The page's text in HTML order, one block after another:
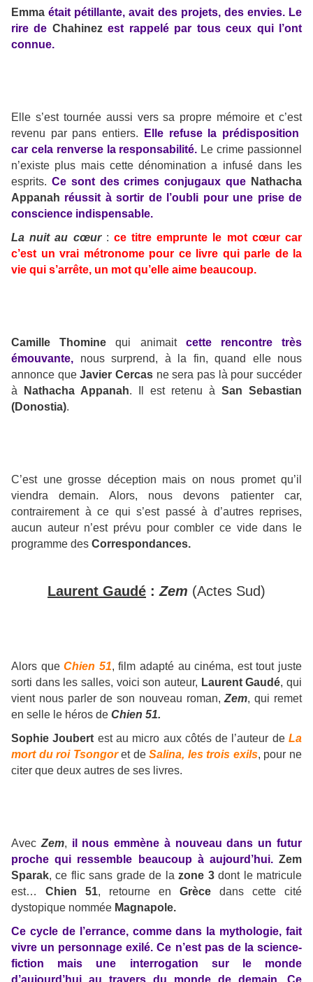
Emmaétait pétillante, avait des projets, des envies. Le
rire de Chahinezest rappelé par tous ceux qui l’ont
connue.
Elle s’est tournée aussi vers sa propre mémoire et c’est
revenu par pans entiers.
Elle refuse la prédisposition
car cela renverse la responsabilité. Le crime passionnel
n’existe plus mais cette dénomination a infusé dans les
esprits. Ce sont des crimes conjugaux que Nathacha
Appanah réussit à sortir de l’oubli pour une prise de
conscience indispensable.
La nuit au cœur: ce titre emprunte le mot cœur car
c’est un vrai métronome pour ce livre qui parle de la
vie qui s’arrête, un mot qu’elle aime beaucoup.
Camille Thomine qui animait cette rencontre très
émouvante, nous surprend, à la fin, quand elle nous
annonce queJavier Cercas ne sera pas là pour succéder
à
Nathacha Appanah. Il est retenu à San Sebastian
(Donostia).
C’est une grosse déception mais on nous promet qu’il
viendra demain. Alors, nous devons patienter car,
contrairement à ce qui s’est passé à d’autres reprises,
aucun auteur n’est prévu pour combler ce vide dans le
programme des Correspondances.
Laurent Gaudé :Zem (Actes Sud)
Alors queChien 51, film adapté au cinéma, est tout juste
sorti dans les salles, voici son auteur, Laurent Gaudé, qui
vient nous parler de son nouveau roman,Zem, qui remet
en selle le héros de Chien 51.
Sophie Joubert est au micro aux côtés de l’auteur deLa
mort du roi Tsongoret deSalina, les trois exils, pour ne
citer que deux autres de ses livres.
Avec Zem, il nous emmène à nouveau dans un futur
proche qui ressemble beaucoup à aujourd’hui. Zem
Sparak, ce flic sans grade de lazone 3dont le matricule
est… Chien 51, retourne en Grèce dans cette cité
dystopique nommée Magnapole.
Ce cycle de l’errance, comme dans la mythologie, fait
vivre un personnage exilé. Ce n’est pas de la science-
fiction mais une interrogation sur le monde
d’aujourd’hui au travers du monde de demain. Ce